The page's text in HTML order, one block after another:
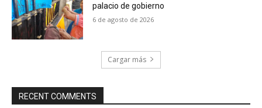
palacio de gobierno
6 de agosto de 2026
Cargar más
RECENT COMMENTS